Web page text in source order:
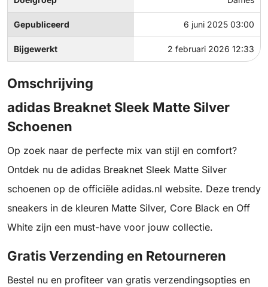
Gepubliceerd 6 juni 2025 03:00
Bijgewerkt 2 februari 2026 12:33
Omschrijving
adidas Breaknet Sleek Matte Silver
Schoenen
Op zoek naar de perfecte mix van stijl en comfort?
Ontdek nu de adidas Breaknet Sleek Matte Silver
schoenen op de officiële adidas.nl website. Deze trendy
sneakers in de kleuren Matte Silver, Core Black en Off
White zijn een must-have voor jouw collectie.
Gratis Verzending en Retourneren
Bestel nu en profiteer van gratis verzendingsopties en